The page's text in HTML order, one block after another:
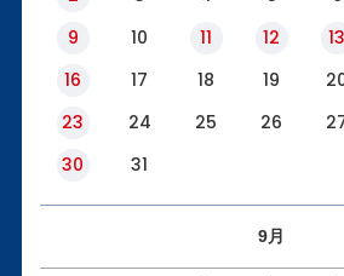
9
10 11 12 13
16
17 18 19
23
24 25 26
30
31
9月